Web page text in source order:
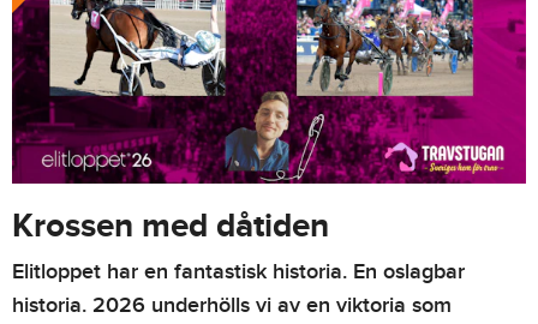
Krossen med dåtiden
Elitloppet har en fantastisk historia. En oslagbar
historia. 2026 underhölls vi av en viktoria som